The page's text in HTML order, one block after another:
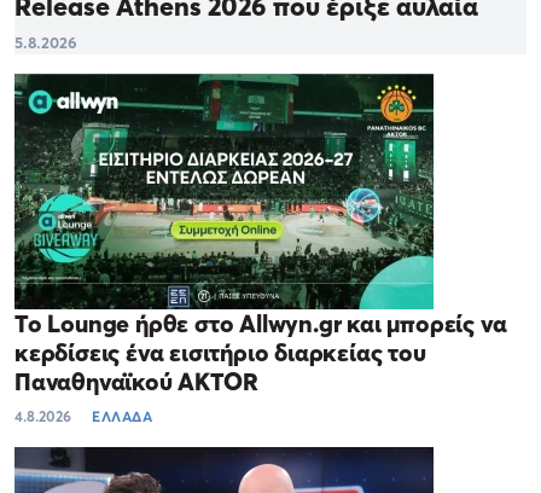
5.8.2026
Το Lounge ήρθε στο Allwyn.gr και μπορείς να
κερδίσεις ένα εισιτήριο διαρκείας του
Παναθηναϊκού AKTOR
4.8.2026 ΕΛΛΑΔΑ